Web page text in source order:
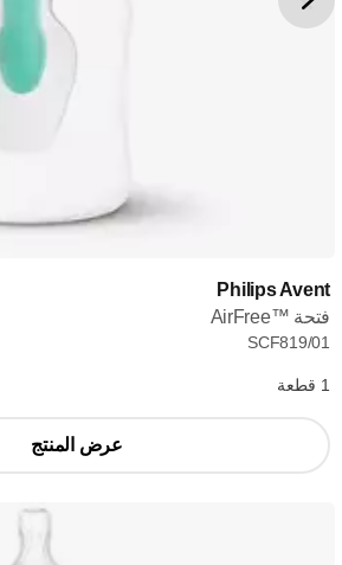
Philips Avent
فتحة AirFree™‎
SCF819/01
عرض المنتج